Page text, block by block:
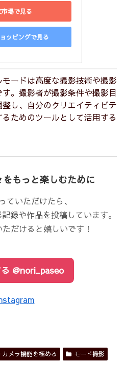
場で見る
ッピングで見る
ードは高度な撮影技術や撮影
。撮影者が撮影条件や撮影目
し、自分のクリエイティビテ
ためのツールとして活用する
もっと楽しむために
ていただけたら、
録や作品を投稿しています。
だけると嬉しいです！
@nori_paseo
カメラ機能を極める
モード撮影